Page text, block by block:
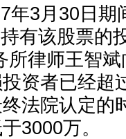
年3月30日期
有该股票的
所律师王智
资者已经超
法院认定的
3000万。